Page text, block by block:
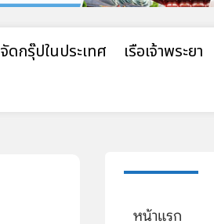
จัดกรุ๊ปในประเทศ เรือเจ้าพระยา
หน้าแรก